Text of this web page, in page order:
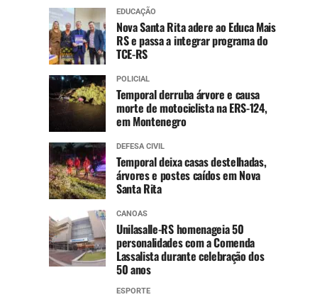
EDUCAÇÃO
Nova Santa Rita adere ao Educa Mais
RS e passa a integrar programa do
TCE-RS
POLICIAL
Temporal derruba árvore e causa
morte de motociclista na ERS-124,
em Montenegro
DEFESA CIVIL
Temporal deixa casas destelhadas,
árvores e postes caídos em Nova
Santa Rita
CANOAS
Unilasalle-RS homenageia 50
personalidades com a Comenda
Lassalista durante celebração dos
50 anos
ESPORTE